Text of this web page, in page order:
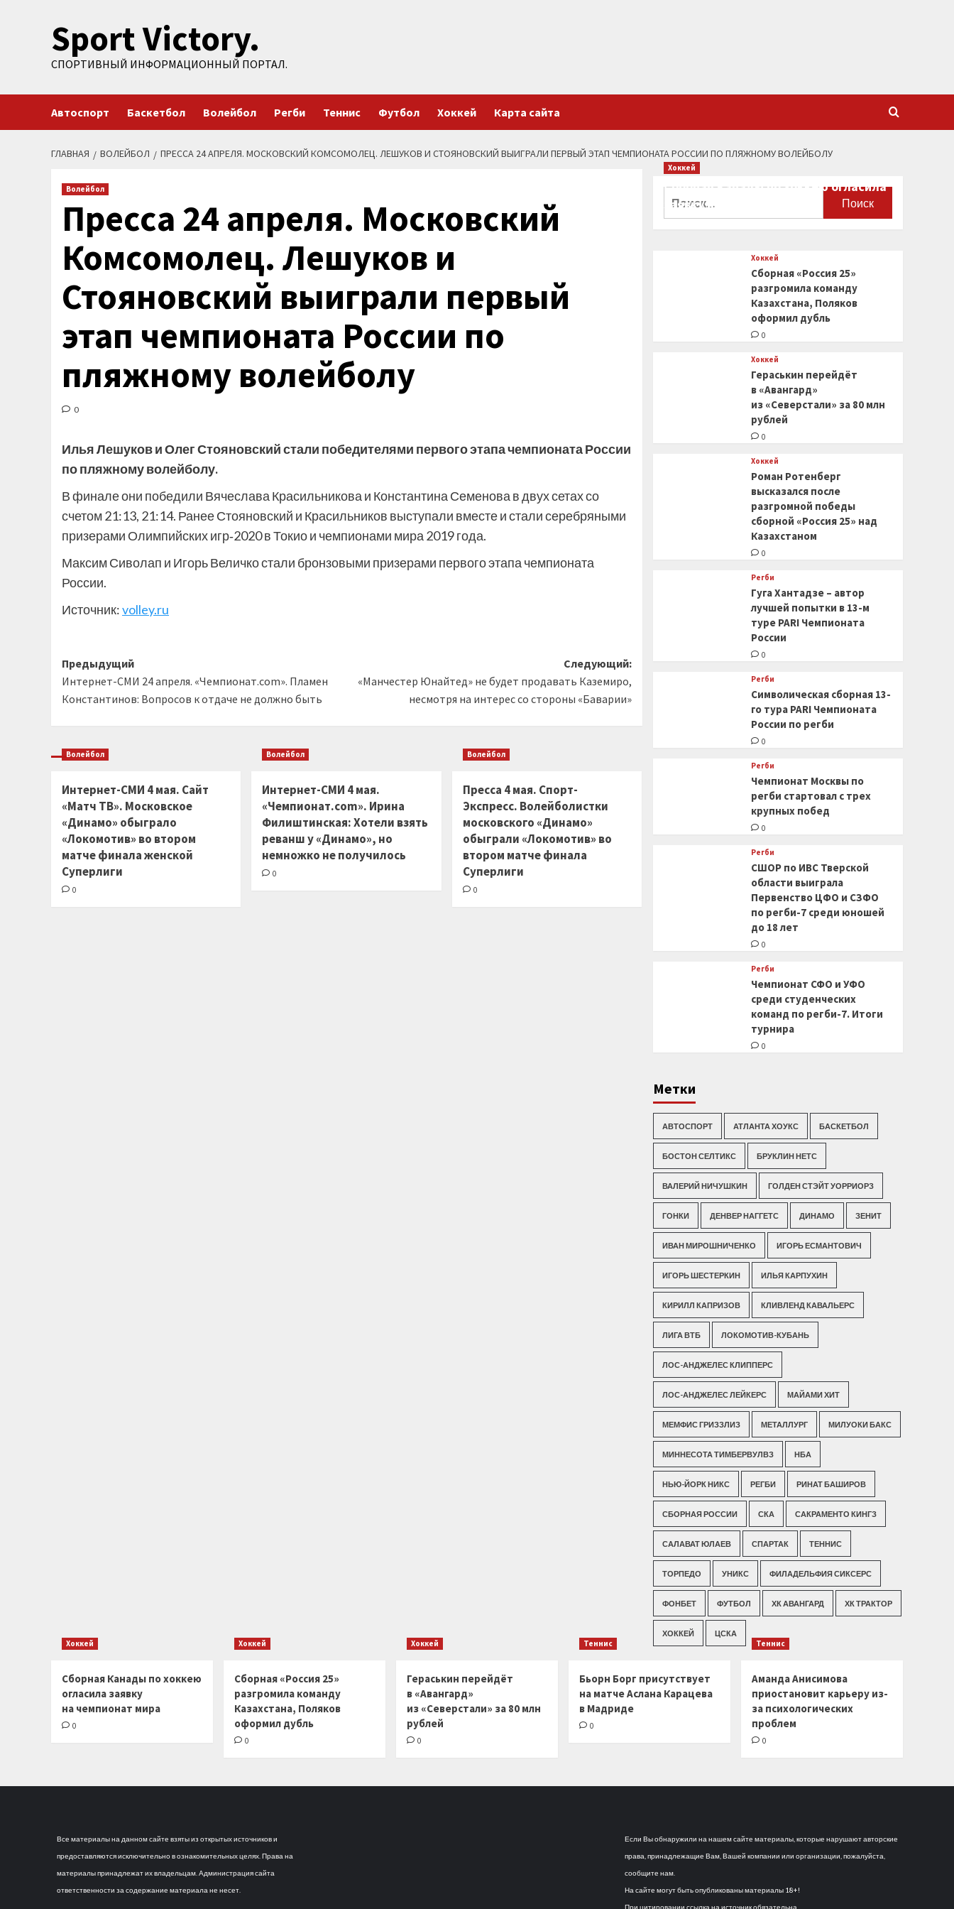
содержимомуSport Victory.
СПОРТИВНЫЙ ИНФОРМАЦИОННЫЙ ПОРТАЛ.
Автоспорт Баскетбол Волейбол Регби Теннис Футбол Хоккей Карта сайта
ГЛАВНАЯ ВОЛЕЙБОЛ ПРЕССА 24 АПРЕЛЯ. МОСКОВСКИЙ КОМСОМОЛЕЦ. ЛЕШУКОВ И СТОЯНОВСКИЙ ВЫИГРАЛИ ПЕРВЫЙ ЭТАП ЧЕМПИОНАТА РОССИИ ПО ПЛЯЖНОМУ ВОЛЕЙБОЛУ
Волейбол
Пресса 24 апреля. Московский
Комсомолец. Лешуков и
Стояновский выиграли первый
этап чемпионата России по
пляжному волейболу
0
Илья Лешуков и Олег Стояновский стали победителями первого этапа чемпионата России
по пляжному волейболу.
В финале они победили Вячеслава Красильникова и Константина Семенова в двух сетах со
счетом 21:13, 21:14. Ранее Стояновский и Красильников выступали вместе и сталисеребряными
призерами Олимпийских игр‑2020 в Токио и чемпионами мира 2019 года.
Максим Сиволап и Игорь Величко стали бронзовыми призерами первого этапа чемпионата
России.
Источник:volley.ru
Навигация
записи
Предыдущий
Интернет-СМИ 24 апреля. «Чемпионат.com». Пламен
Константинов: Вопросов к отдаче не должно быть
Следующий:
«Манчестер Юнайтед» не будет продавать Каземиро,
несмотря на интерес со стороны «Баварии»
Волейбол
Интернет-СМИ 4 мая. Сайт
«Матч ТВ». Московское
«Динамо» обыграло
«Локомотив» во втором
матче финала женской
Суперлиги
0
Волейбол
Интернет-СМИ 4 мая.
«Чемпионат.com». Ирина
Филиштинская: Хотели взять
реванш у «Динамо», но
немножко не получилось
0
Волейбол
Пресса 4 мая. Спорт-
Экспресс. Волейболистки
московского «Динамо»
обыграли «Локомотив» во
втором матче финала
Суперлиги
0
Хоккей
Сборная Канады по хоккею огласила
заявку на чемпионат мира
Хоккей
Сборная «Россия 25»
разгромила команду
Казахстана, Поляков
оформил дубль
0
Хоккей
Гераськин перейдёт
в «Авангард»
из «Северстали» за 80 млн
рублей
0
Хоккей
Роман Ротенберг
высказался после
разгромной победы
сборной «Россия 25» над
Казахстаном
0
Регби
Гуга Хантадзе – автор
лучшей попытки в 13-м
туре PARI Чемпионата
России
0
Регби
Символическая сборная 13-
го тура PARI Чемпионата
России по регби
0
Регби
Чемпионат Москвы по
регби стартовал с трех
крупных побед
0
Регби
СШОР по ИВС Тверской
области выиграла
Первенство ЦФО и СЗФО
по регби-7 среди юношей
до 18 лет
0
Регби
Чемпионат СФО и УФО
среди студенческих
команд по регби-7. Итоги
турнира
0
Метки
АВТОСПОРТ АТЛАНТА ХОУКС БАСКЕТБОЛ
БОСТОН СЕЛТИКС БРУКЛИН НЕТС
ВАЛЕРИЙ НИЧУШКИН ГОЛДЕН СТЭЙТ УОРРИОРЗ
ГОНКИ ДЕНВЕР НАГГЕТС ДИНАМО ЗЕНИТ
ИВАН МИРОШНИЧЕНКО ИГОРЬ ЕСМАНТОВИЧ
ИГОРЬ ШЕСТЕРКИН ИЛЬЯ КАРПУХИН
КИРИЛЛ КАПРИЗОВ КЛИВЛЕНД КАВАЛЬЕРС
ЛИГА ВТБ ЛОКОМОТИВ-КУБАНЬ
ЛОС-АНДЖЕЛЕС КЛИППЕРС
ЛОС-АНДЖЕЛЕС ЛЕЙКЕРС МАЙАМИ ХИТ
МЕМФИС ГРИЗЗЛИЗ МЕТАЛЛУРГ МИЛУОКИ БАКС
МИННЕСОТА ТИМБЕРВУЛВЗ НБА
НЬЮ-ЙОРК НИКС РЕГБИ РИНАТ БАШИРОВ
СБОРНАЯ РОССИИ СКА САКРАМЕНТО КИНГЗ
САЛАВАТ ЮЛАЕВ СПАРТАК ТЕННИС
ТОРПЕДО УНИКС ФИЛАДЕЛЬФИЯ СИКСЕРС
ФОНБЕТ ФУТБОЛ ХК АВАНГАРД ХК ТРАКТОР
ХОККЕЙ ЦСКА
Хоккей
Сборная Канады по хоккею
огласила заявку
на чемпионат мира
0
Хоккей
Сборная «Россия 25»
разгромила команду
Казахстана, Поляков
оформил дубль
0
Хоккей
Гераськин перейдёт
в «Авангард»
из «Северстали» за 80 млн
рублей
0
Теннис
Бьорн Борг присутствует
на матче Аслана Карацева
в Мадриде
0
Теннис
Аманда Анисимова
приостановит карьеру из-
за психологических
проблем
0
Все материалы на данном сайте взяты из открытых источников и
предоставляются исключительно в ознакомительных целях. Права на
материалы принадлежат их владельцам. Администрация сайта
ответственности за содержание материала не несет.
Если Вы обнаружили на нашем сайте материалы, которые нарушают авторские
права, принадлежащие Вам, Вашей компании или организации, пожалуйста,
сообщите нам.
На сайте могут быть опубликованы материалы 18+!
При цитировании ссылка на источник обязательна.